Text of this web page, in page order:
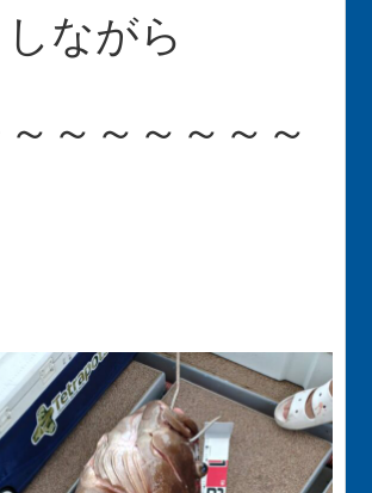
ながら
～～～～～～